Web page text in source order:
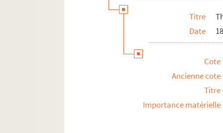
Titre
Date
Cote
Ancienne cote
Titre
Importance matérielle